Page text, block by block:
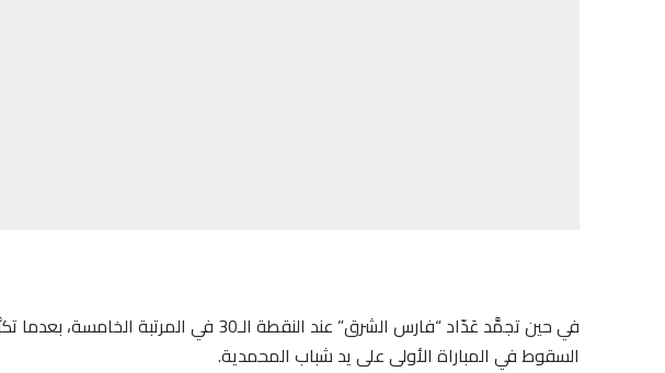
في حين تجمَّد عَدّاد “فارس الشرق” عند النقطة الـ30 في
السقوط في المباراة الأولى على يد شباب المحمدية.